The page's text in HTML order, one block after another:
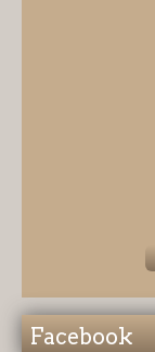
Facebook